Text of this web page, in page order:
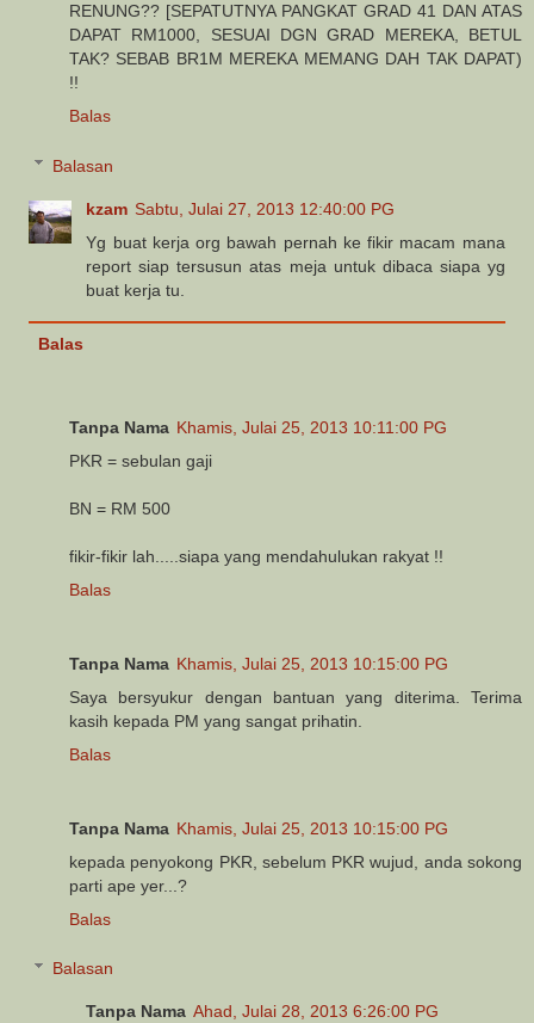
RENUNG?? [SEPATUTNYA PANGKAT GRAD 41 DAN ATAS
DAPAT RM1000, SESUAI DGN GRAD MEREKA, BETUL
TAK? SEBAB BR1M MEREKA MEMANG DAH TAK DAPAT)
!!
Balas
Balasan
kzam Sabtu, Julai 27, 2013 12:40:00 PG
Yg buat kerja org bawah pernah ke fikir macam mana
report siap tersusun atas meja untuk dibaca siapa yg
buat kerja tu.
Balas
Tanpa Nama Khamis, Julai 25, 2013 10:11:00 PG
PKR = sebulan gaji
BN = RM 500
fikir-fikir lah.....siapa yang mendahulukan rakyat !!
Balas
Tanpa Nama Khamis, Julai 25, 2013 10:15:00 PG
Saya bersyukur dengan bantuan yang diterima. Terima
kasih kepada PM yang sangat prihatin.
Balas
Tanpa Nama Khamis, Julai 25, 2013 10:15:00 PG
kepada penyokong PKR, sebelum PKR wujud, anda sokong
parti ape yer...?
Balas
Balasan
Tanpa Nama Ahad, Julai 28, 2013 6:26:00 PG